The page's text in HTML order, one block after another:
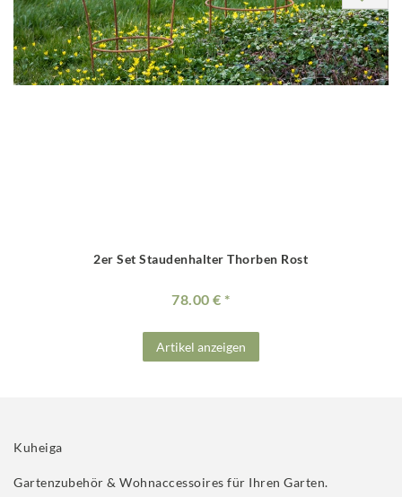
2er Set Staudenhalter Thorben Rost
78.00 €
Artikel anzeigen
Kuheiga
Gartenzubehör & Wohnaccessoires für Ihren Garten.